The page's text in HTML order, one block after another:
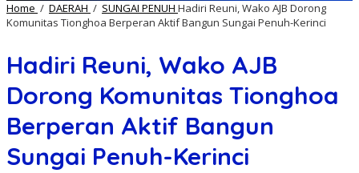
Home / DAERAH / SUNGAI PENUH Hadiri Reuni, Wako AJB Dorong
Komunitas Tionghoa Berperan Aktif Bangun Sungai Penuh-Kerinci
Hadiri Reuni, Wako AJB
Dorong Komunitas Tionghoa
Berperan Aktif Bangun
Sungai Penuh-Kerinci